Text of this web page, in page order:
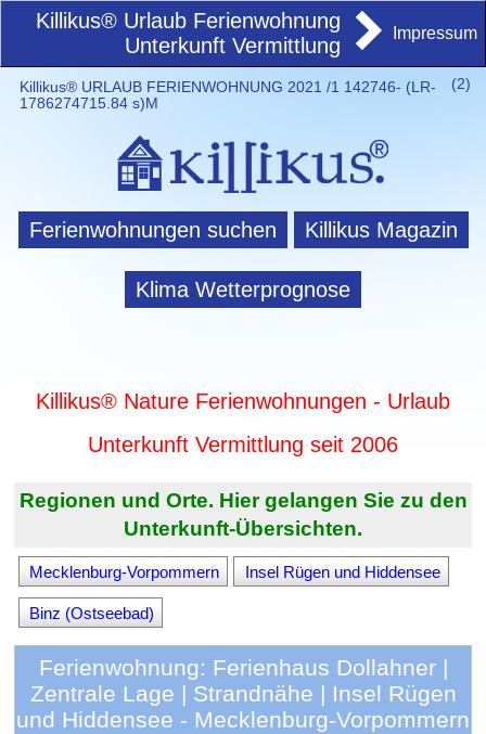
Killikus® Urlaub Ferienwohnung
Unterkunft Vermittlung
Impressum
(2)
Killikus® URLAUB FERIENWOHNUNG 2021 /1 142746- (LR-
1786274715.84 s)M
Ferienwohnungen suchen Killikus Magazin
Klima Wetterprognose
Killikus® Nature Ferienwohnungen - Urlaub
Unterkunft Vermittlung seit 2006
Regionen und Orte. Hier gelangen Sie zu den
Unterkunft-Übersichten.
Mecklenburg-Vorpommern Insel Rügen und Hiddensee
Binz (Ostseebad)
Ferienwohnung: Ferienhaus Dollahner |
Zentrale Lage | Strandnähe | Insel Rügen
und Hiddensee - Mecklenburg-Vorpommern